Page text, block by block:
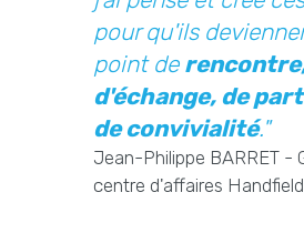
pour qu'ils
point de
d'échange, de
de convivialité."
Jean-Philippe BARRET -
centre d'affaires Handfield